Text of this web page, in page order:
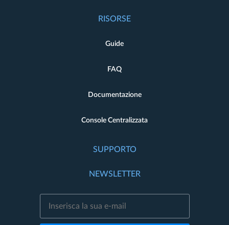
RISORSE
Guide
FAQ
Documentazione
Console Centralizzata
SUPPORTO
NEWSLETTER